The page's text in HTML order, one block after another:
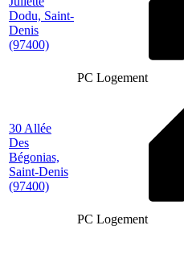
Dodu, Saint-
Denis
(97400)
PC Logement
30 Allée
Des
Bégonias,
Saint-Denis
(97400)
PC Logement